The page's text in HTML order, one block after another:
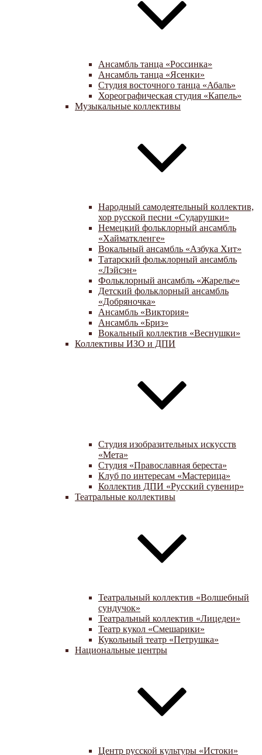
Ансамбль танца «Россинка»
Ансамбль танца «Ясенки»
Студия восточного танца «Абаль»
Хореографическая студия «Капель»
Музыкальные коллективы
Народный самодеятельный коллектив,
хор русской песни «Сударушки»
Немецкий фольклорный ансамбль
«Хайматкленге»
Вокальный ансамбль «Азбука Хит»
Татарский фольклорный ансамбль
«Лэйсэн»
Фольклорный ансамбль «Жарелье»
Детский фольклорный ансамбль
«Добряночка»
Ансамбль «Виктория»
Ансамбль «Бриз»
Вокальный коллектив «Веснушки»
Коллективы ИЗО и ДПИ
Студия изобразительных искусств
«Мета»
Студия «Православная береста»
Клуб по интересам «Мастерица»
Коллектив ДПИ «Русский сувенир»
Театральные коллективы
Театральный коллектив «Волшебный
сундучок»
Театральный коллектив «Лицедеи»
Театр кукол «Смешарики»
Кукольный театр «Петрушка»
Национальные центры
Центр русской культуры «Истоки»